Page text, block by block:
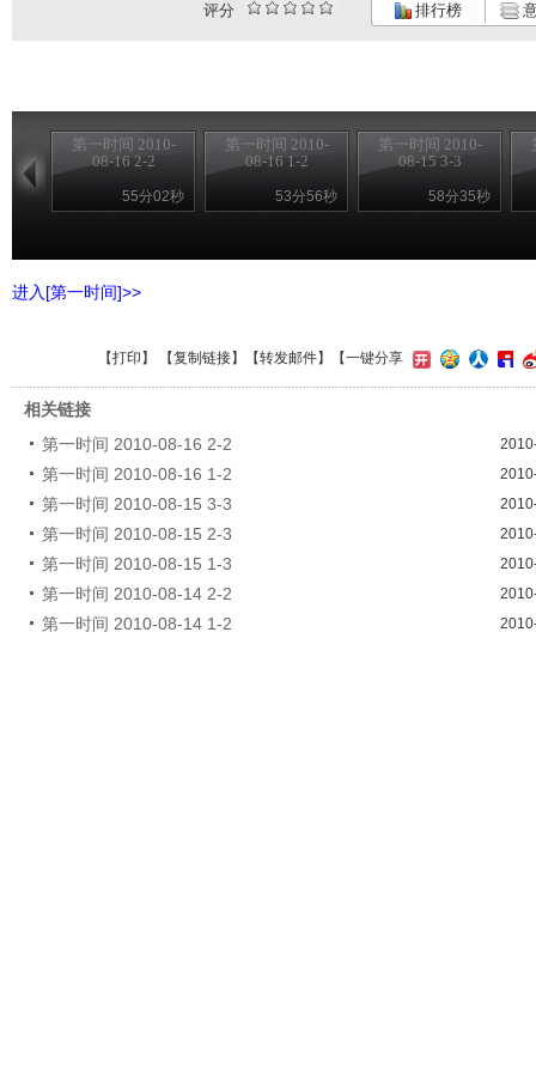
评分 排行榜
第一时间 2010-
08-16 2-2
55分02秒
第一时间 2010-
08-16 1-2
53分56秒
第一时间 2010-
08-15 3-3
58分35秒
进入[第一时间]>>
【打印 】 【复制链接】【转发邮件】 【一键分享
相关链接
第一时间 2010-08-16 2-2
第一时间 2010-08-16 1-2
第一时间 2010-08-15 3-3
第一时间 2010-08-15 2-3
第一时间 2010-08-15 1-3
第一时间 2010-08-14 2-2
第一时间 2010-08-14 1-2